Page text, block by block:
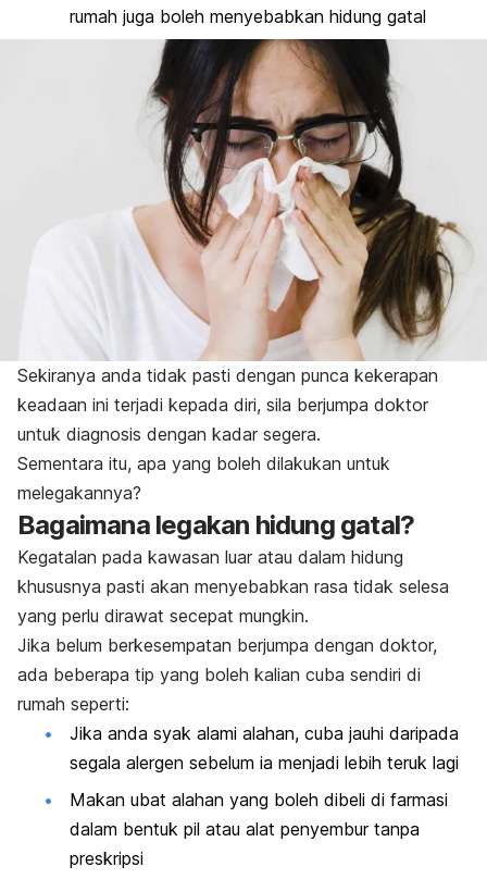
rumah juga boleh menyebabkan hidung gatal
Sekiranya anda tidak pasti dengan punca kekerapan
keadaan ini terjadi kepada diri, sila berjumpa doktor
untuk diagnosis dengan kadar segera.
Sementara itu, apa yang boleh dilakukan untuk
melegakannya?
Bagaimana legakan hidung gatal?
Kegatalan pada kawasan luar atau dalam hidung
khususnya pasti akan menyebabkan rasa tidak selesa
yang perlu dirawat secepat mungkin.
Jika belum berkesempatan berjumpa dengan doktor,
ada beberapa tip yang boleh kalian cuba sendiri di
rumah seperti:
Jika anda syak alami alahan, cuba jauhi daripada
segala alergen sebelum ia menjadi lebih teruk lagi
Makan ubat alahan yang boleh dibeli di farmasi
dalam bentuk pil atau alat penyembur tanpa
preskripsi